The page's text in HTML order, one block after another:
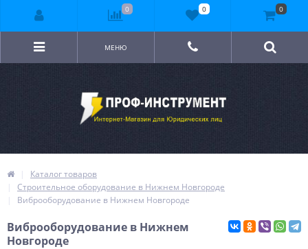
МЕНЮ
Каталог товаров
Строительное оборудование в Нижнем Новгороде
Виброоборудование в Нижнем Новгороде
Виброоборудование в Нижнем
Новгороде
0 0 0